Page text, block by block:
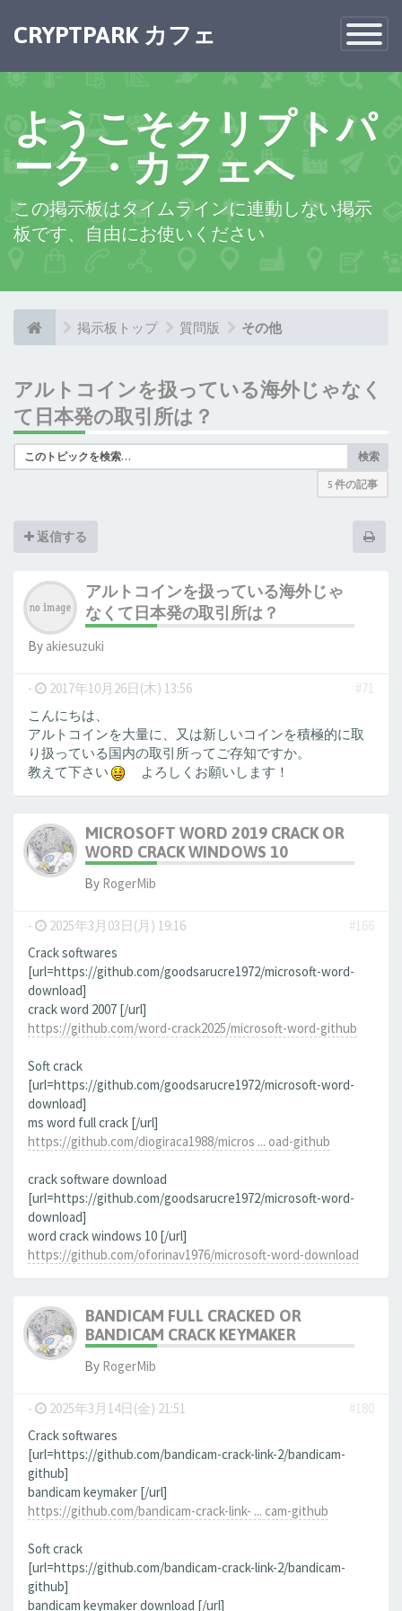
Toggle
CRYPTPARK カフェ ×
ようこそクリプトパ
ーク・カフェへ
この掲示板はタイムラインに連動しない掲示
板です、自由にお使いください
掲示板トップ 質問版 その他
アルトコインを扱っている海外じゃなく
て日本発の取引所は？
検索
5 件の記事
返信する
アルトコインを扱っている海外じゃ
なくて日本発の取引所は？
By akiesuzuki
- 2017年10月26日(木) 13:56
#71
こんにちは、
アルトコインを大量に、又は新しいコインを積極的に取
り扱っている国内の取引所ってご存知ですか。
教えて下さい
よろしくお願いします！
MICROSOFT WORD 2019 CRACK OR
WORD CRACK WINDOWS 10
By RogerMib
- 2025年3月03日(月) 19:16
#166
Crack softwares
[url=https://github.com/goodsarucre1972/microsoft-word-
download]
crack word 2007 [/url]
https://github.com/word-crack2025/microsoft-word-github
Soft crack
[url=https://github.com/goodsarucre1972/microsoft-word-
download]
ms word full crack [/url]
https://github.com/diogiraca1988/micros ... oad-github
crack software download
[url=https://github.com/goodsarucre1972/microsoft-word-
download]
word crack windows 10 [/url]
https://github.com/oforinav1976/microsoft-word-download
BANDICAM FULL CRACKED OR
BANDICAM CRACK KEYMAKER
By RogerMib
- 2025年3月14日(金) 21:51
#180
Crack softwares
[url=https://github.com/bandicam-crack-link-2/bandicam-
github]
bandicam keymaker [/url]
https://github.com/bandicam-crack-link- ... cam-github
Soft crack
[url=https://github.com/bandicam-crack-link-2/bandicam-
github]
bandicam keymaker download [/url]